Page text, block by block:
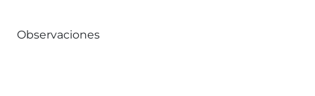
Observaciones